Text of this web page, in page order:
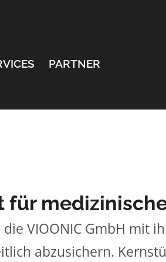
PARTNER
für
VIOONIC GmbH mit
abzusichern.